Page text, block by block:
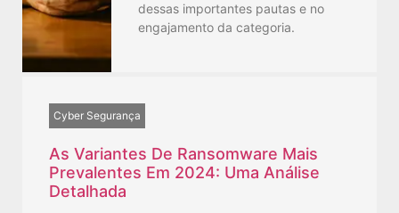
dessas importantes pautas e no
engajamento da categoria.
Cyber Segurança
As Variantes De Ransomware Mais
Prevalentes Em 2024: Uma Análise
Detalhada